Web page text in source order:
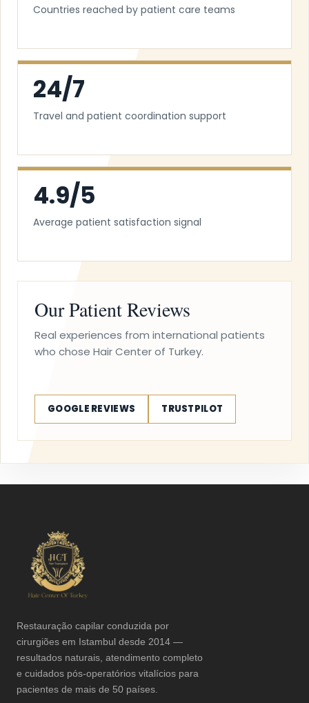
Countries reached by patient care teams
24/7
Travel and patient coordination support
4.9/5
Average patient satisfaction signal
Our Patient Reviews
Real experiences from international patients
who chose Hair Center of Turkey.
GOOGLE REVIEWS TRUSTPILOT
Restauração capilar conduzida por
cirurgiões em Istambul desde 2014 —
resultados naturais, atendimento completo
e cuidados pós-operatórios vitalícios para
pacientes de mais de 50 países.